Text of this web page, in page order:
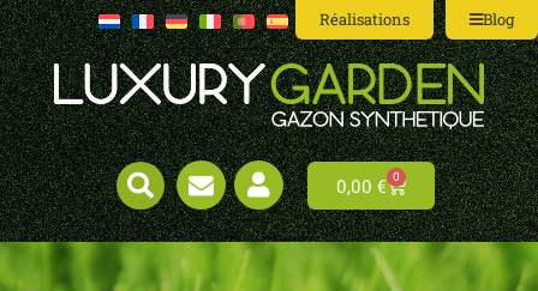
Réalisations Blog
0,00 € 0